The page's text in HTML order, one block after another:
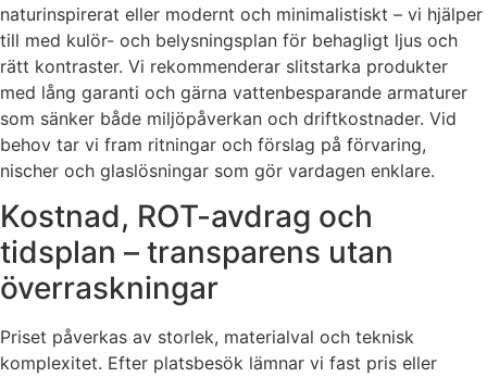
naturinspirerat eller modernt och minimalistiskt – vi hjälper
till med kulör- och belysningsplan för behagligt ljus och
rätt kontraster. Vi rekommenderar slitstarka produkter
med lång garanti och gärna vattenbesparande armaturer
som sänker både miljöpåverkan och driftkostnader. Vid
behov tar vi fram ritningar och förslag på förvaring,
nischer och glaslösningar som gör vardagen enklare.
Kostnad, ROT-avdrag och
tidsplan – transparens utan
överraskningar
Priset påverkas av storlek, materialval och teknisk
komplexitet. Efter platsbesök lämnar vi fast pris eller